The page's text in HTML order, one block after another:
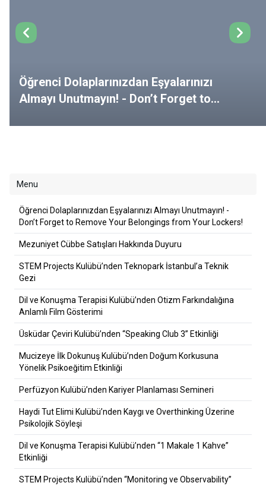
Öğrenci Dolaplarınızdan Eşyalarınızı
Almayı Unutmayın! - Don’t Forget to
Menu
Öğrenci Dolaplarınızdan Eşyalarınızı Almayı Unutmayın! -
Don’t Forget to Remove Your Belongings from Your Lockers!
Mezuniyet Cübbe Satışları Hakkında Duyuru
STEM Projects Kulübü’nden Teknopark İstanbul’a Teknik
Gezi
Dil ve Konuşma Terapisi Kulübü’nden Otizm Farkındalığına
Anlamlı Film Gösterimi
Üsküdar Çeviri Kulübü’nden “Speaking Club 3” Etkinliği
Mucizeye İlk Dokunuş Kulübü’nden Doğum Korkusuna
Yönelik Psikoeğitim Etkinliği
Perfüzyon Kulübü’nden Kariyer Planlaması Semineri
Haydi Tut Elimi Kulübü’nden Kaygı ve Overthinking Üzerine
Psikolojik Söyleşi
Dil ve Konuşma Terapisi Kulübü’nden “1 Makale 1 Kahve”
Etkinliği
STEM Projects Kulübü’nden “Monitoring ve Observability”